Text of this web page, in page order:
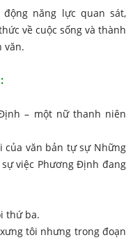
năng lực quan sát,
về cuộc sống và thành
văn.
– một nữ thanh niên
của văn bản tự sự Những
việc Phương Định đang
thứ ba.
tôi nhưng trong đoạn